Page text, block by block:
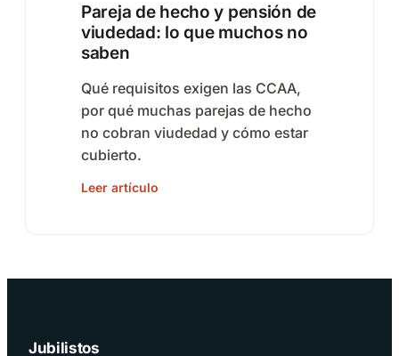
Pareja de hecho y pensión de
viudedad: lo que muchos no
saben
Qué requisitos exigen las CCAA,
por qué muchas parejas de hecho
no cobran viudedad y cómo estar
cubierto.
Leer artículo
Jubilistos